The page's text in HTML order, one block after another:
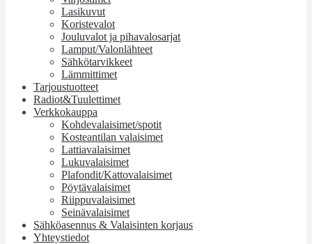
Lasikuvut
Koristevalot
Jouluvalot ja pihavalosarjat
Lamput/Valonlähteet
Sähkötarvikkeet
Lämmittimet
Tarjoustuotteet
Radiot&Tuulettimet
Verkkokauppa
Kohdevalaisimet/spotit
Kosteantilan valaisimet
Lattiavalaisimet
Lukuvalaisimet
Plafondit/Kattovalaisimet
Pöytävalaisimet
Riippuvalaisimet
Seinävalaisimet
Sähköasennus & Valaisinten korjaus
Yhteystiedot